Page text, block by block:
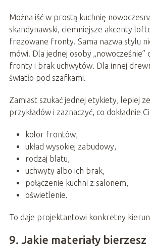
Można iść w prostą kuchnię
skandynawski, ciemniejsze akcenty
frezowane fronty. Sama nazwa stylu
mówi. Dla jednej osoby „nowocześnie”
fronty i brak uchwytów. Dla innej
światło pod szafkami.
Zamiast szukać jednej etykiety, lepiej
przykładów i zaznaczyć, co dokładnie
kolor frontów,
układ wysokiej zabudowy,
rodzaj blatu,
uchwyty albo ich brak,
połączenie kuchni z salonem,
oświetlenie.
To daje projektantowi konkretny
9. Jakie materiały bierzesz